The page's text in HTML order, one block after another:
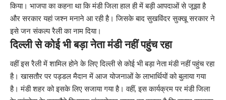
किया। भाजपा का कहना था कि मंडी जिला हाल ही में बड़ी आपदाओं से जूझा है
और सरकार यहां जश्न मनाने आ रही है। जिसके बाद सुखविंदर सुक्खू सरकार ने
इसे जन संकल्प रैली का नाम दिया।
दिल्ली से कोई भी बड़ा नेता मंडी नहीं पहुंच रहा
वहीं इस रैली में शामिल होने के लिए दिल्ली से कोई भी बड़ा नेता मंडी नहीं पहुंच रहा
है। खासतौर पर पड्डल मैदान में आज योजनाओं के लाभार्थियों को बुलाया गया
है। मंडी शहर को इसके लिए सजाया गया है। वहीं, इस कार्यक्रम पर मंडी जिला